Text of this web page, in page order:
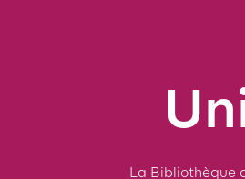
La Bibliothèque